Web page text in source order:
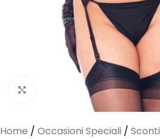
Clicca per ingrandire
Home / Occasioni Speciali / Sconti